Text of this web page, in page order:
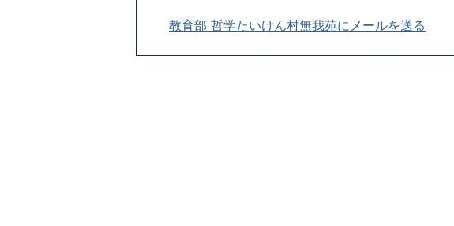
教育部 哲学たいけん村無我苑にメールを送る